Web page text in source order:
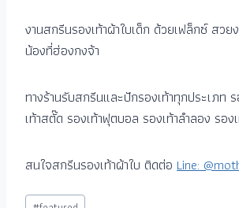
งานสกรีนรองเท้าผ้าใบเด็ก ด้วยเฟล็กซ์ สวย
น้องที่ฮ่องกงจ้า
ทางร้านรับสกรีนและปักรองเท้าทุกประเภท
เท้าสตั๊ด รองเท้าฟุตบอล รองเท้าลำลอง รอง
สนใจสกรีนรองเท้าผ้าใบ ติดต่อ Line: